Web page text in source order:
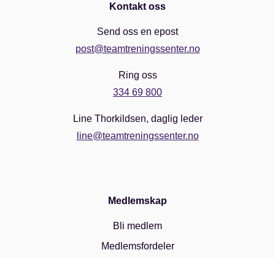
Kontakt oss
Send oss en epost
post@teamtreningssenter.no
Ring oss
334 69 800
Line Thorkildsen, daglig leder
line@teamtreningssenter.no
Medlemskap
Bli medlem
Medlemsfordeler